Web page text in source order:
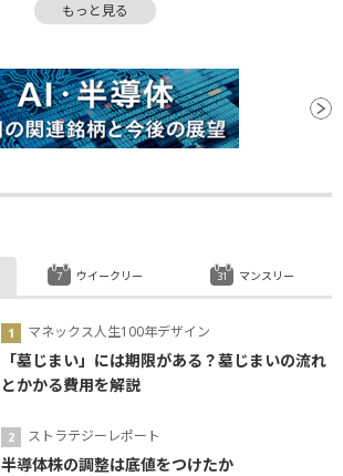
上値
消費者物価指数
もっと見る
マネックス人生100年デザイン
「墓じまい」には期限がある？墓じまいの流れ
とかかる費用を解説
ストラテジーレポート
半導体株の調整は底値をつけたか
ウイークリー マンスリー